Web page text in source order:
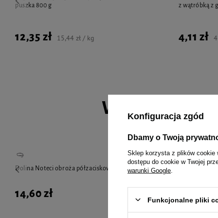
puszka 800 g
12,35 zł 15,44 zł / kg
z wątróbką z
4,11 zł
Wybrane
Dolina Noteci obroża półzaciskowa 20M
14,60 zł
Konfiguracja zgód
Dbamy o Twoją
Sklep korzysta z plików cookie
dostępu do cookie w Twojej
warunki Google
Funkcjonalne pliki